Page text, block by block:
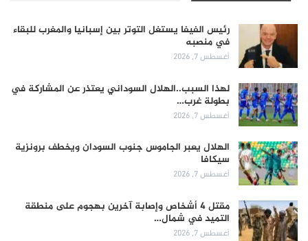
رئيس الفيفا يستغل التوتر بين إسبانيا والمغرب للبقاء
في منصبه
أغسطس 7, 2026
لهذا السبب..الهلال السوداني يعتذر عن المشاركة في
بطولة غرب…
أغسطس 7, 2026
الهلال يعبر الجاموس جنوب السودان ويخطف برونزية
سيكافا
أغسطس 7, 2026
مقتل 4 أشخاص وإصابة آخرين بهجوم على منطقة
التميد في شمال…
أغسطس 7, 2026